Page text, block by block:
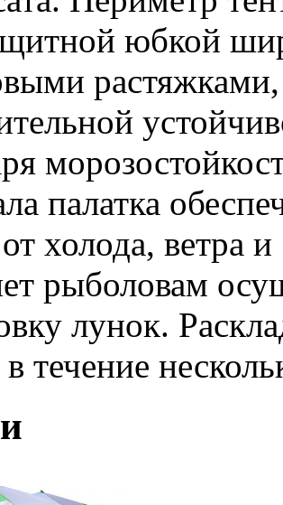
юбкой
растяжками,
палатка
холода, ветра
рыболовам
лунок.
в течение